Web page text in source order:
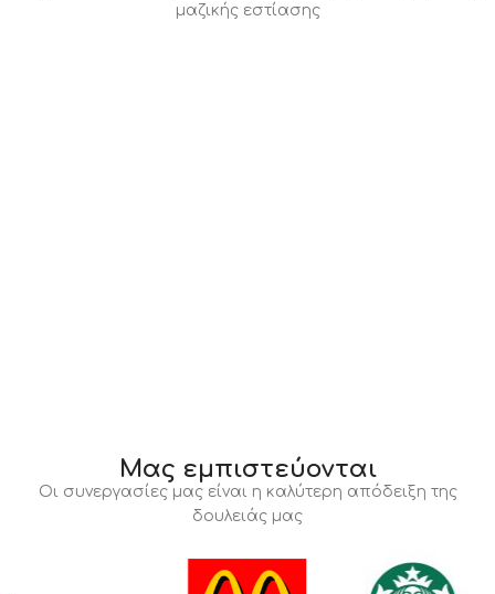
μαζικής εστίασης
Μας εμπιστεύονται
Οι συνεργασίες μας είναι η καλύτερη απόδειξη της
δουλειάς μας